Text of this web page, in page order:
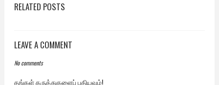
RELATED POSTS
LEAVE A COMMENT
No comments
தங்கள் கருத்துகளைப் பதியவும்!